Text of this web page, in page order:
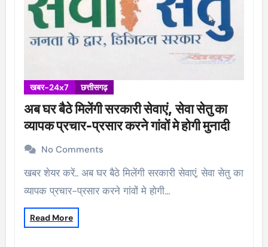
खबर-24x7 छत्तीसगढ़
अब घर बैठे मिलेंगी सरकारी सेवाएं, सेवा सेतु का
व्यापक प्रचार-प्रसार करने गांवों मे होगी मुनादी
No Comments
खबर शेयर करें.. अब घर बैठे मिलेंगी सरकारी सेवाएं, सेवा सेतु का
व्यापक प्रचार-प्रसार करने गांवों मे होगी…
Read More